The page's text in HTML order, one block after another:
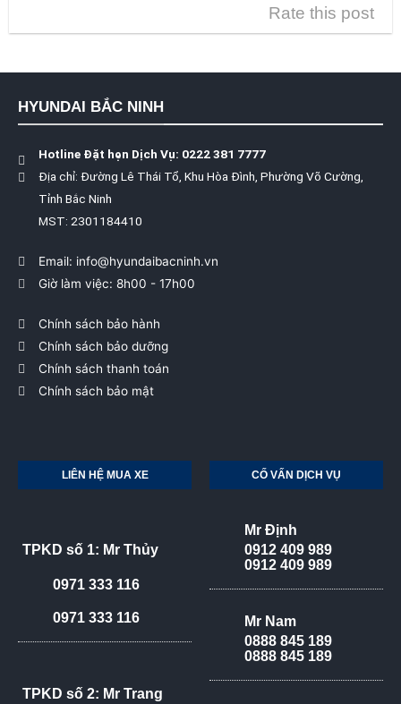
Rate this post
HYUNDAI BẮC NINH
Hotline Đặt hẹn Dịch Vụ: 0222 381 7777
Địa chỉ: Đường Lê Thái Tổ, Khu Hòa Đình, Phường Võ Cường,
Tỉnh Bắc Ninh
MST: 2301184410
Email: info@hyundaibacninh.vn
Giờ làm việc: 8h00 - 17h00
Chính sách bảo hành
Chính sách bảo dưỡng
Chính sách thanh toán
Chính sách bảo mật
LIÊN HỆ MUA XE
TPKD số 1: Mr Thủy
0971 333 116
0971 333 116
TPKD số 2: Mr Trang
CỐ VẤN DỊCH VỤ
Mr Định
0912 409 989
0912 409 989
Mr Nam
0888 845 189
0888 845 189